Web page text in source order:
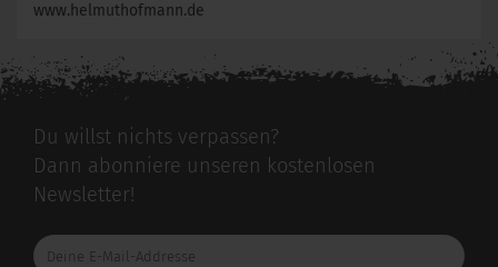
www.helmuthofmann.de
Du willst nichts verpassen?
Dann abonniere unseren kostenlosen
Newsletter!
Deine
E-